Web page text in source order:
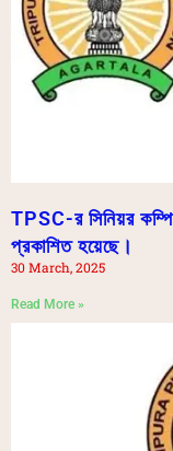
TPSC-র সিনিয়র
প্রকাশিত হয়েছে।
30 March, 2025
Read More »